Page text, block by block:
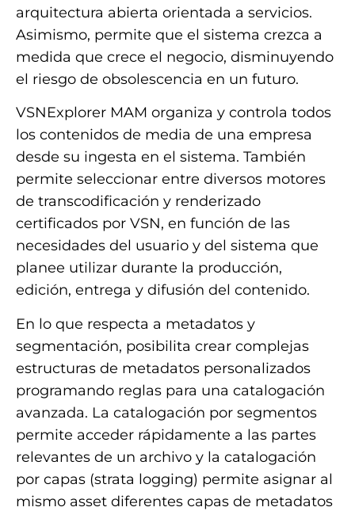
arquitectura abierta orientada a servicios.
Asimismo, permite que el sistema crezca a
medida que crece el negocio, disminuyendo
el riesgo de obsolescencia en un futuro.
VSNExplorer MAM organiza y controla todos
los contenidos de media de una empresa
desde su ingesta en el sistema. También
permite seleccionar entre diversos motores
de transcodificación y renderizado
certificados por VSN, en función de las
necesidades del usuario y del sistema que
planee utilizar durante la producción,
edición, entrega y difusión del contenido.
En lo que respecta a metadatos y
segmentación, posibilita crear complejas
estructuras de metadatos personalizados
programando reglas para una catalogación
avanzada. La catalogación por segmentos
permite acceder rápidamente a las partes
relevantes de un archivo y la catalogación
por capas (strata logging) permite asignar al
mismo asset diferentes capas de metadatos